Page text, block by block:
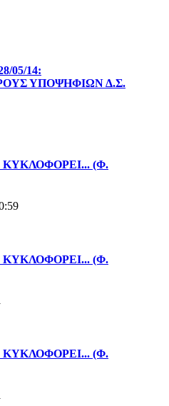
05/14:
ΥΠΟΨΗΦΙΩΝ Δ.Σ.
(Φ.
(Φ.
(Φ.